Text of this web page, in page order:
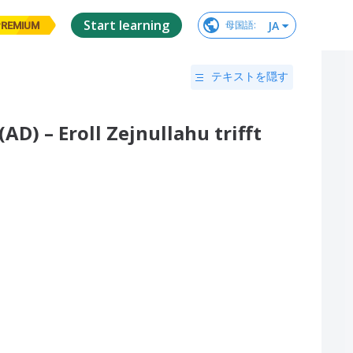
Start learning 母国語: JA
テキストを隠す
(AD) – Eroll Zejnullahu trifft